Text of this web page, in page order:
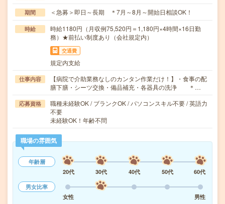
期間 ＜急募＞即日～長期 ＊7月～8月～開始日相談OK！
時給
時給1180円（月収例75,520円＝1,180円×4時間×16日勤
務）★前払い制度あり（会社規定内）
交通費
規定内支給
仕事内容
【病院で介助業務なしのカンタン作業だけ！】・食事の配
膳下膳・シーツ交換・備品補充・各器具の洗浄 ＊…
応募資格
職種未経験OK / ブランクOK / パソコンスキル不要 / 英語力
不要
未経験OK！年齢不問
職場の雰囲気
年齢層
20代
30代 40代 50代
60代
男女比率
女性
男性